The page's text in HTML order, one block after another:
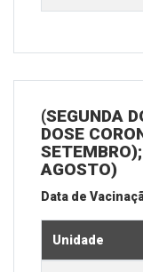
(SEGUNDA
DOSE
AGOSTO)
Data de
Unidade